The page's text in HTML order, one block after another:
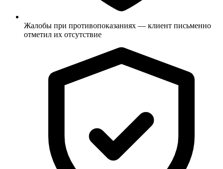
Жалобы при противопоказаниях — клиент письменно
отметил их отсутствие